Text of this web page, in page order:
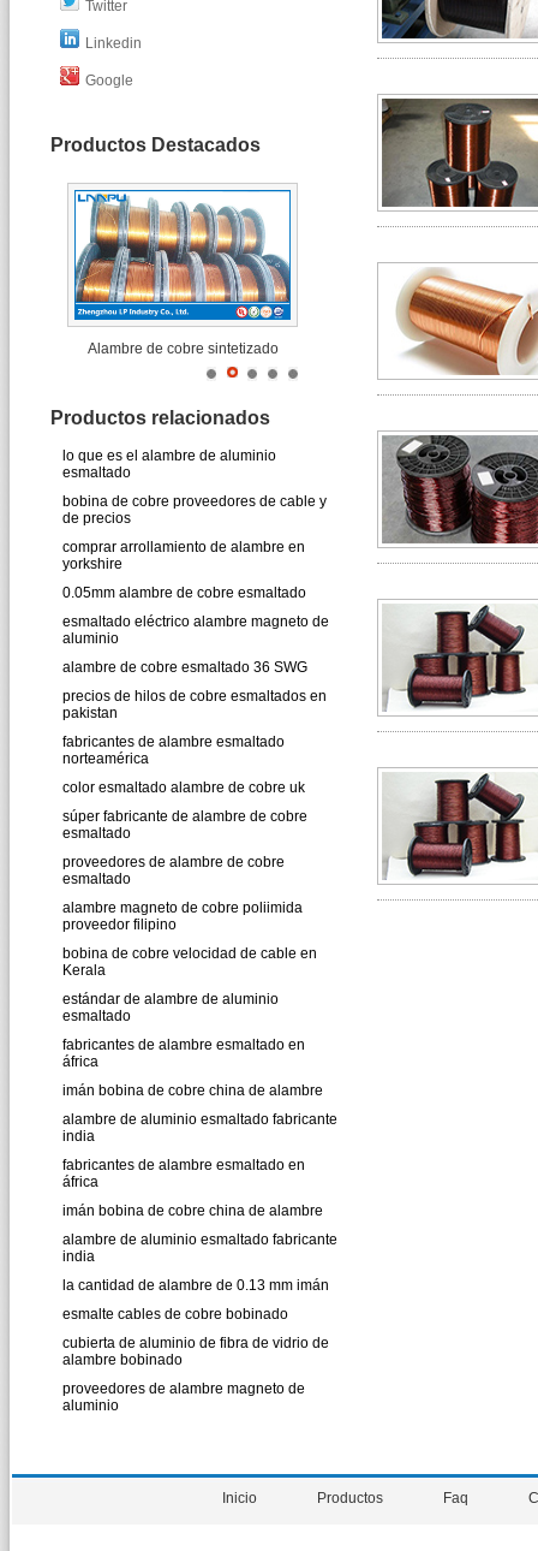
Twitter
Linkedin
Google
Productos Destacados
Alambre de cobre sintetizado
Productos relacionados
lo que es el alambre de aluminio
esmaltado
bobina de cobre proveedores de cable y
de precios
comprar arrollamiento de alambre en
yorkshire
0.05mm alambre de cobre esmaltado
esmaltado eléctrico alambre magneto de
aluminio
alambre de cobre esmaltado 36 SWG
precios de hilos de cobre esmaltados en
pakistan
fabricantes de alambre esmaltado
norteamérica
color esmaltado alambre de cobre uk
súper fabricante de alambre de cobre
esmaltado
proveedores de alambre de cobre
esmaltado
alambre magneto de cobre poliimida
proveedor filipino
bobina de cobre velocidad de cable en
Kerala
estándar de alambre de aluminio
esmaltado
fabricantes de alambre esmaltado en
áfrica
imán bobina de cobre china de alambre
alambre de aluminio esmaltado fabricante
india
fabricantes de alambre esmaltado en
áfrica
imán bobina de cobre china de alambre
alambre de aluminio esmaltado fabricante
india
la cantidad de alambre de 0.13 mm imán
esmalte cables de cobre bobinado
cubierta de aluminio de fibra de vidrio de
alambre bobinado
proveedores de alambre magneto de
aluminio
Inicio Productos Faq